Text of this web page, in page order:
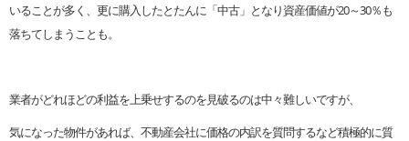
いることが多く、更に購入したとたんに「中古」となり資産価値が20～30％も
落ちてしまうことも。
業者がどれほどの利益を上乗せするのを見破るのは中々難しいですが、
気になった物件があれば、不動産会社に価格の内訳を質問するなど積極的に質